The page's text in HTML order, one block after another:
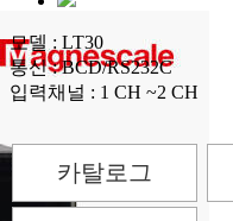
모델 : LT30
통신 : BCD/RS232C
입력채널 : 1 CH ~2 CH
카탈로그